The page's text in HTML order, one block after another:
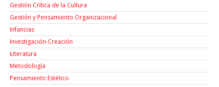
Gestión Crítica de la Cultura
Gestión y Pensamiento Organizacional
Infancias
Investigación-Creación
Łiteratura
Metodología
Pensamiento Estético